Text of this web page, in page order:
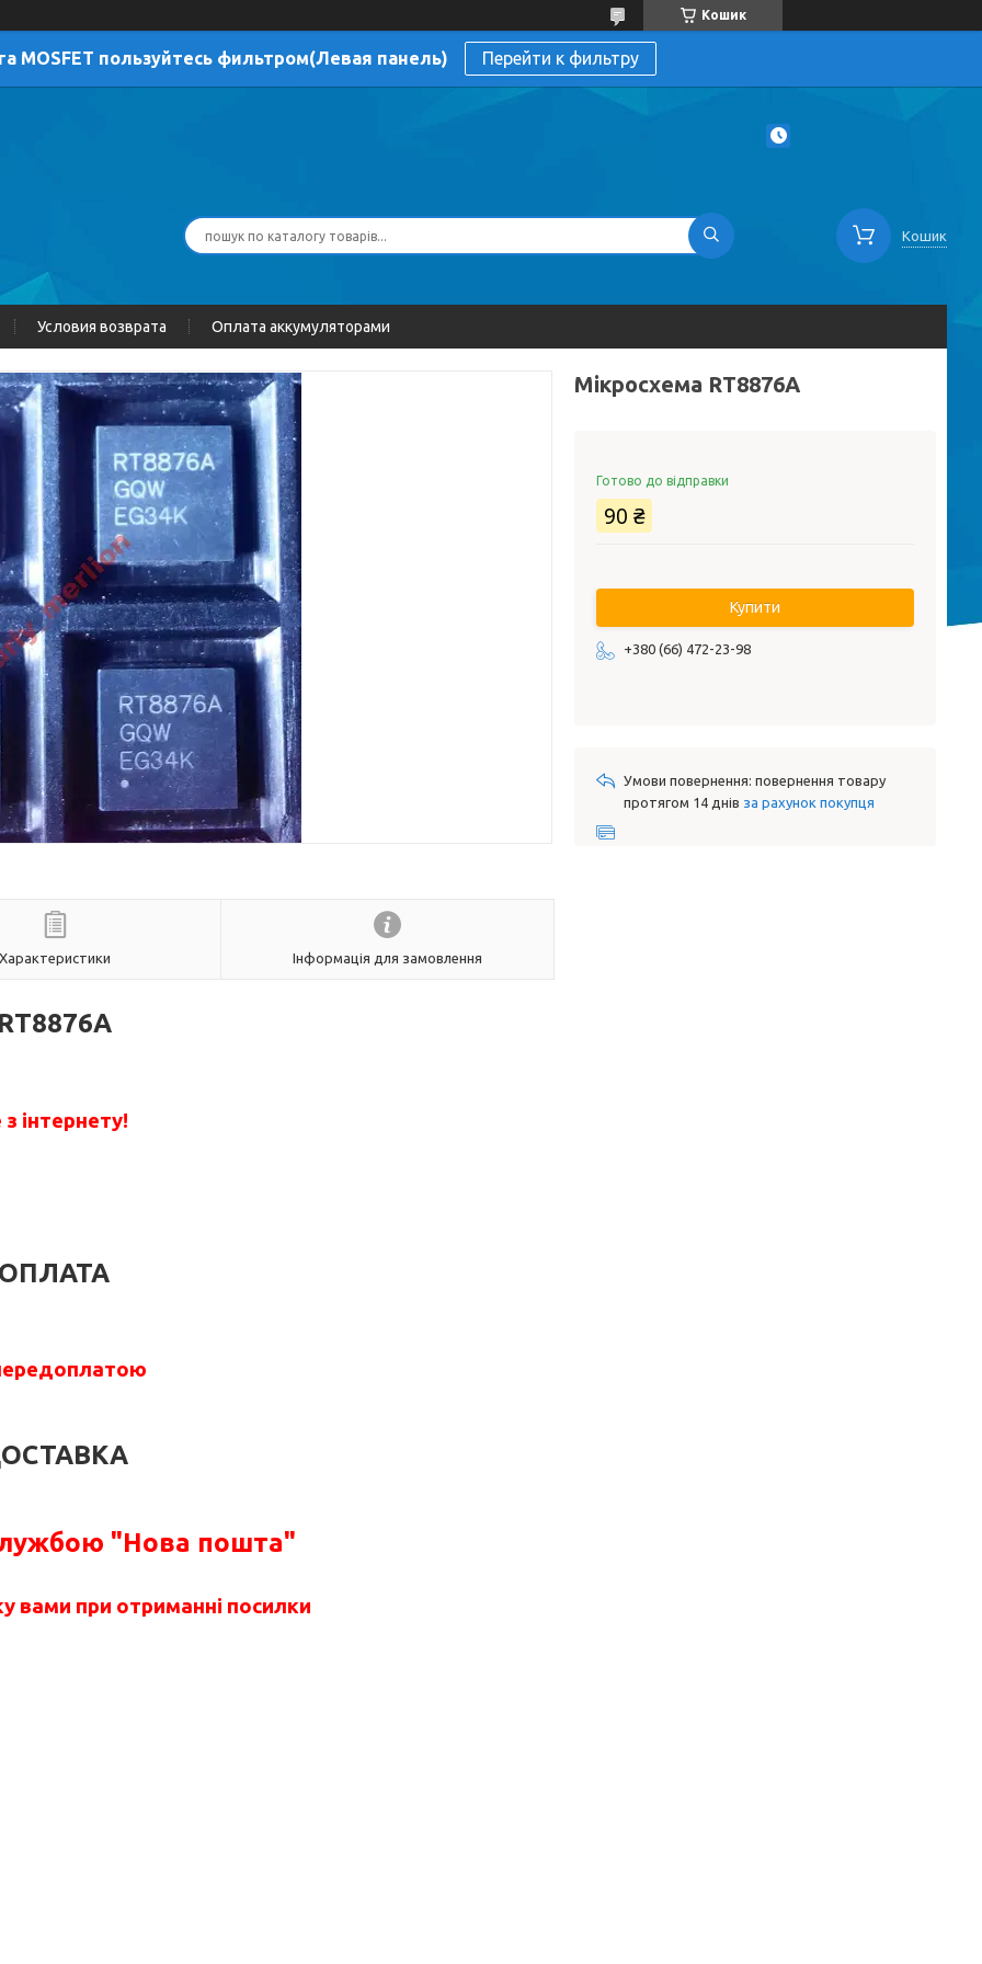
Кошик
MOSFET пользуйтесь фильтром(Левая панель) Перейти к фильтру
Кошик
Условия возврата Оплата аккумуляторами
Характеристики Інформація для замовлення
інтернету!
"Нова пошта"
вами при отриманні посилки
Мікросхема RT8876A
Готово до відправки
90 ₴
Купити
+380 (66) 472-23-98
повернення товару
протягом 14 днів за рахунок покупця